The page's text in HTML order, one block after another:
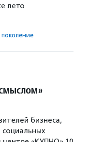
лето
бизнеса,
социальных